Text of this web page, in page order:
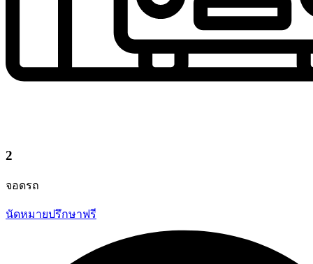
2
จอดรถ
นัดหมายปรึกษาฟรี